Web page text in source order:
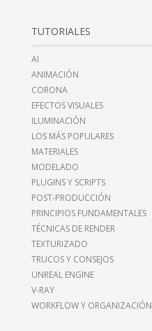
TUTORIALES
AI
ANIMACIÓN
CORONA
EFECTOS VISUALES
ILUMINACIÓN
LOS MÁS POPULARES
MATERIALES
MODELADO
PLUGINS Y SCRIPTS
POST-PRODUCCIÓN
PRINCIPIOS FUNDAMENTALES
TÉCNICAS DE RENDER
TEXTURIZADO
TRUCOS Y CONSEJOS
UNREAL ENGINE
V-RAY
WORKFLOW Y ORGANIZACIÓN